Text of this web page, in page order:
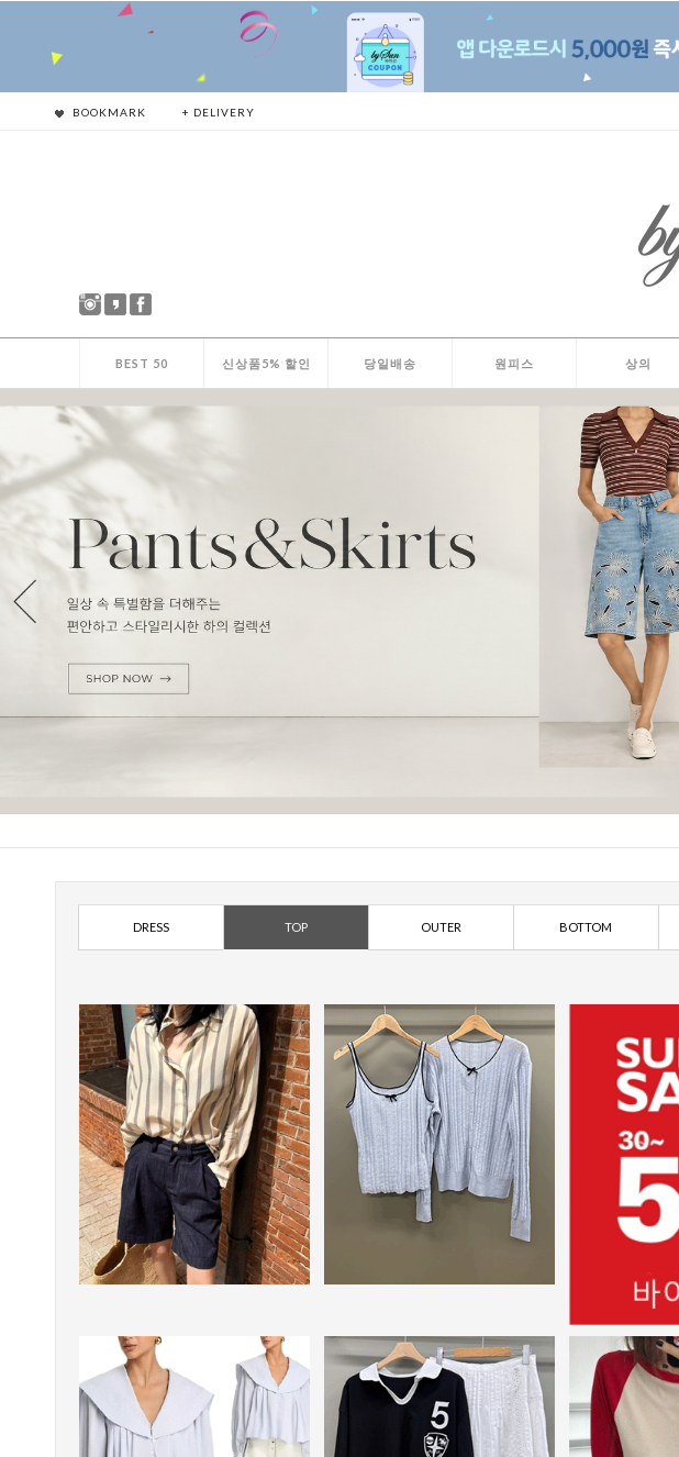
BOOKMARK + DELIVERY
BEST 50 신상품5% 할인 당일배송 원피스 상의
DRESS TOP OUTER BOTTOM